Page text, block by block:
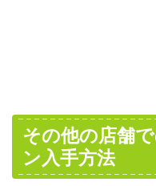
その他の店舗
ン入手方法